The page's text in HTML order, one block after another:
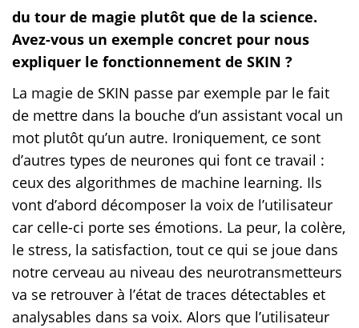
du tour de magie plutôt que de la science.
Avez-vous un exemple concret pour nous
expliquer le fonctionnement de SKIN ?
La magie de SKIN passe par exemple par le fait
de mettre dans la bouche d’un assistant vocal un
mot plutôt qu’un autre. Ironiquement, ce sont
d’autres types de neurones qui font ce travail :
ceux des algorithmes de machine learning. Ils
vont d’abord décomposer la voix de l’utilisateur
car celle-ci porte ses émotions. La peur, la colère,
le stress, la satisfaction, tout ce qui se joue dans
notre cerveau au niveau des neurotransmetteurs
va se retrouver à l’état de traces détectables et
analysables dans sa voix. Alors que l’utilisateur